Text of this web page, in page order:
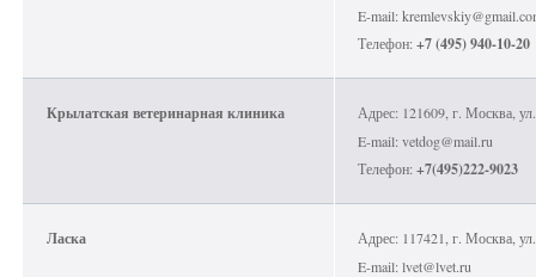
E-mail:
Телефон:+7 (495) 940-10-20
Крылатская ветеринарная клиника
Адрес: 121609, г. Москва,
E-mail: vetdog@mail.ru
Телефон: +7(495)222-9023
Ласка
Адрес: 117421, г. Москва,
E-mail: lvet@lvet.ru